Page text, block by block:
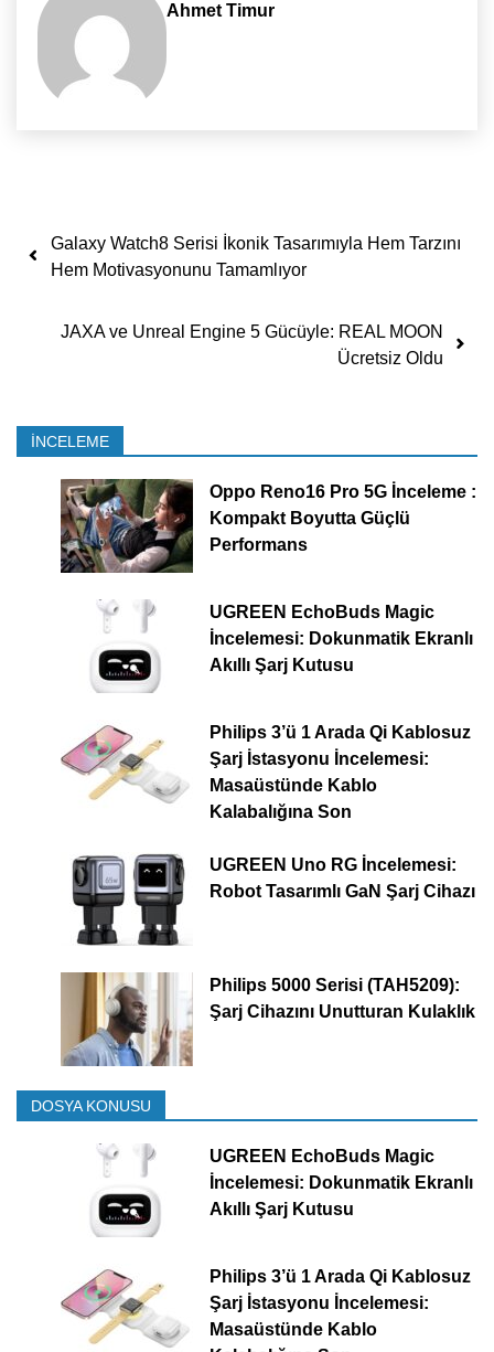
Ahmet Timur
Yazı dolaşımı
Galaxy Watch8 Serisi İkonik Tasarımıyla Hem Tarzını
Hem Motivasyonunu Tamamlıyor
JAXA ve Unreal Engine 5 Gücüyle: REAL MOON
Ücretsiz Oldu
İNCELEME
Oppo Reno16 Pro 5G İnceleme :
Kompakt Boyutta Güçlü
Performans
UGREEN EchoBuds Magic
İncelemesi: Dokunmatik Ekranlı
Akıllı Şarj Kutusu
Philips 3’ü 1 Arada Qi Kablosuz
Şarj İstasyonu İncelemesi:
Masaüstünde Kablo
Kalabalığına Son
UGREEN Uno RG İncelemesi:
Robot Tasarımlı GaN Şarj Cihazı
Philips 5000 Serisi (TAH5209):
Şarj Cihazını Unutturan Kulaklık
DOSYA KONUSU
UGREEN EchoBuds Magic
İncelemesi: Dokunmatik Ekranlı
Akıllı Şarj Kutusu
Philips 3’ü 1 Arada Qi Kablosuz
Şarj İstasyonu İncelemesi:
Masaüstünde Kablo